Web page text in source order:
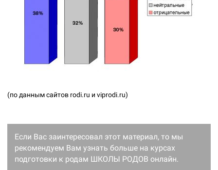
(по данным сайтов rodi.ru и viprodi.ru)
Если Вас заинтересовал этот материал, то мы
рекомендуем Вам узнать больше на курсах
подготовки к родам ШКОЛЫ РОДОВ онлайн.